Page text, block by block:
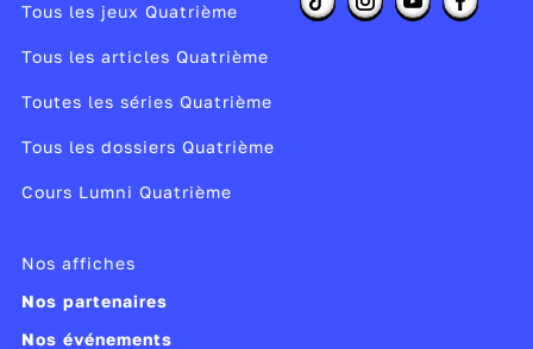
Tous les jeux Quatrième
Tous les articles Quatrième
Toutes les séries Quatrième
Tous les dossiers Quatrième
Cours Lumni Quatrième
Nos affiches
Nos partenaires
Nos événements